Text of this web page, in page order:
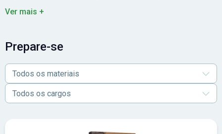
inscrições estão previstas de
Ver mais +
Prepare-se
Todos os materiais
Todos os cargos